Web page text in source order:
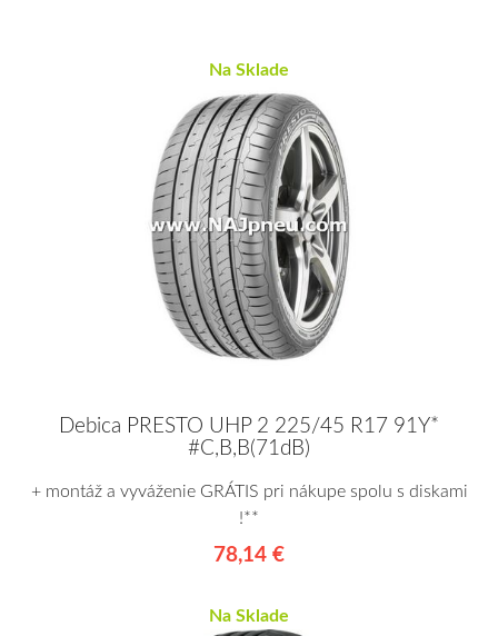
Na Sklade
Debica PRESTO UHP 2 225/45 R17 91Y*
#C,B,B(71dB)
+ montáž a vyváženie GRÁTIS pri nákupe spolu s diskami
!**
78,14 €
Na Sklade